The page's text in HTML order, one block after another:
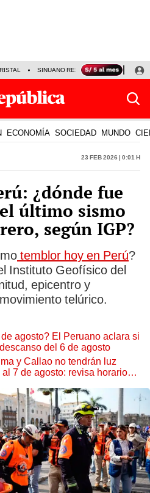
SINUANO RESULTADOS HOY
ECONOMÍA SOCIEDAD MUNDO
23 Feb 2026 | 0:01 h
¿dónde fue
último sismo
según IGP?
temblor hoy en Perú?
Instituto Geofísico del
epicentro y
telúrico.
agosto? El Peruano aclara si
del 6 de agosto
y Callao no tendrán luz
7 de agosto: revisa horarios y